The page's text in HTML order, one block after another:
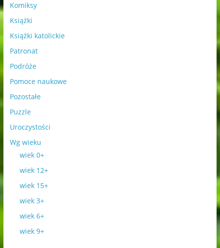
Komiksy
Książki
Książki katolickie
Patronat
Podróże
Pomoce naukowe
Pozostałe
Puzzle
Uroczystości
Wg wieku
wiek 0+
wiek 12+
wiek 15+
wiek 3+
wiek 6+
wiek 9+